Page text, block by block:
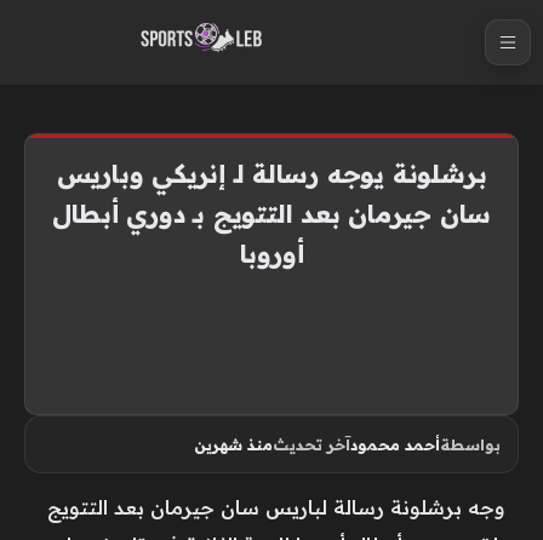
برشلونة يوجه رسالة لـ إنريكي وباريس
سان جيرمان بعد التتويج بـ دوري أبطال
أوروبا
بواسطةأحمد محمودآخر تحديثمنذ شهرين
وجه برشلونة رسالة لباريس سان جيرمان بعد التتويج